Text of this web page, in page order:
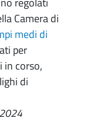
Camera di
medi di
per
in corso,
di